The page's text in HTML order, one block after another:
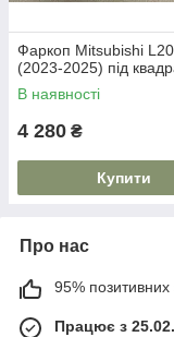
Фаркоп Mitsubishi
(2023-2025) під
В наявності
4 280 ₴
Купити
Про нас
95% позитивних
Працює з